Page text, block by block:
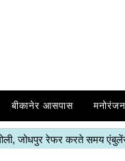
बीकानेर आसपास मनोरंजन